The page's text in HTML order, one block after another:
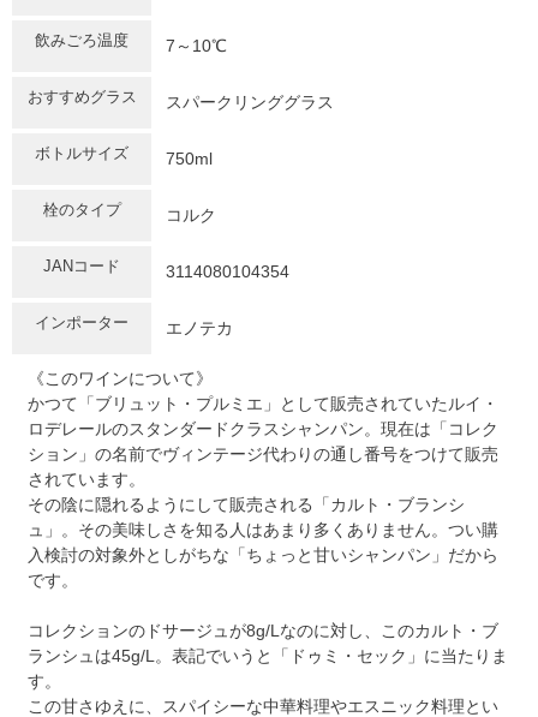
飲みごろ温度 7～10℃
おすすめグラス スパークリンググラス
ボトルサイズ 750ml
栓のタイプ コルク
JANコード 3114080104354
インポーター エノテカ
《このワインについて》
かつて「ブリュット・プルミエ」として販売されていたルイ・
ロデレールのスタンダードクラスシャンパン。現在は「コレク
ション」の名前でヴィンテージ代わりの通し番号をつけて販売
されています。
その陰に隠れるようにして販売される「カルト・ブランシ
ュ」。その美味しさを知る人はあまり多くありません。つい購
入検討の対象外としがちな「ちょっと甘いシャンパン」だから
です。
コレクションのドサージュが8g/Lなのに対し、このカルト・ブ
ランシュは45g/L。表記でいうと「ドゥミ・セック」に当たりま
す。
この甘さゆえに、スパイシーな中華料理やエスニック料理とい